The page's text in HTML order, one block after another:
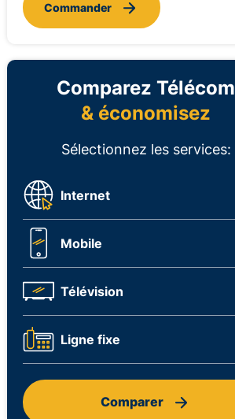
Commander
Comparez Télécom
& économisez
Sélectionnez les services:
Internet
Mobile
Télévision
Ligne fixe
Comparer